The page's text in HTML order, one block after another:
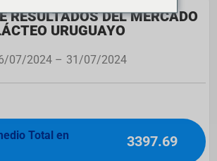
RESULTADOS DEL MERCADO
URUGUAYO
07/2024 – 31/07/2024
Total en
3397.69